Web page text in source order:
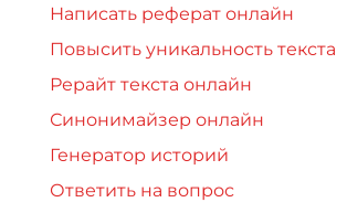
Написать реферат онлайн
Повысить уникальность текста
Рерайт текста онлайн
Синонимайзер онлайн
Генератор историй
Ответить на вопрос